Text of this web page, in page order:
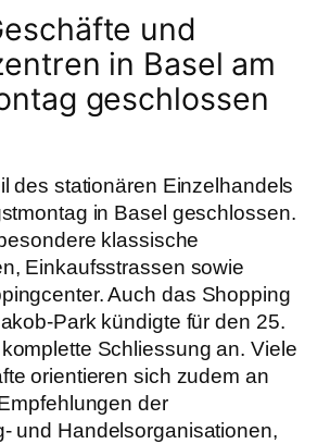
und
in Basel am
geschlossen
des stationären Einzelhandels
in Basel geschlossen.
klassische
Einkaufsstrassen sowie
Auch das Shopping
Park kündigte für den 25.
Schliessung an. Viele
orientieren sich zudem an
der
und Handelsorganisationen,